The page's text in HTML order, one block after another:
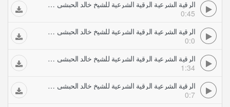
الرقية الشرعية الرقية الشرعية للشيخ خالد الحبشي آيات حرق الجني
0:45
الرقية الشرعية الرقية الشرعية للشيخ خالد الحبشي آيات شريط الرقية ان الله سيبطله واوحينا الى موسى
0:0
الرقية الشرعية الرقية الشرعية للشيخ خالد الحبشي آيات قتل وتدمير الجن
1:34
الرقية الشرعية الرقية الشرعية للشيخ خالد الحبشي الرقية الشرعية شريط آمن الرسول
0:7